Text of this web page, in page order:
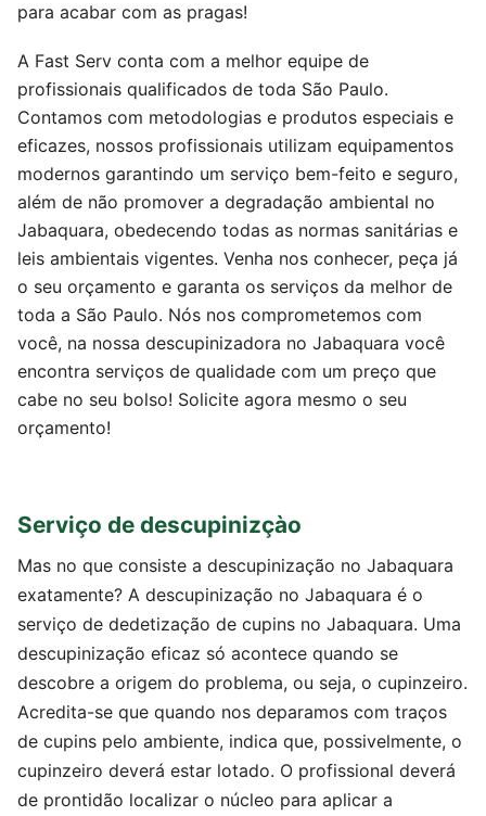
para acabar com as pragas!
A Fast Serv conta com a melhor equipe de
profissionais qualificados de toda São Paulo.
Contamos com metodologias e produtos especiais e
eficazes, nossos profissionais utilizam equipamentos
modernos garantindo um serviço bem-feito e seguro,
além de não promover a degradação ambiental no
Jabaquara, obedecendo todas as normas sanitárias e
leis ambientais vigentes. Venha nos conhecer, peça já
o seu orçamento e garanta os serviços da melhor de
toda a São Paulo. Nós nos comprometemos com
você, na nossa descupinizadora no Jabaquara você
encontra serviços de qualidade com um preço que
cabe no seu bolso! Solicite agora mesmo o seu
orçamento!
Serviço de descupinizçào
Mas no que consiste a descupinização no Jabaquara
exatamente? A descupinização no Jabaquara é o
serviço de dedetização de cupins no Jabaquara. Uma
descupinização eficaz só acontece quando se
descobre a origem do problema, ou seja, o cupinzeiro.
Acredita-se que quando nos deparamos com traços
de cupins pelo ambiente, indica que, possivelmente, o
cupinzeiro deverá estar lotado. O profissional deverá
de prontidão localizar o núcleo para aplicar a